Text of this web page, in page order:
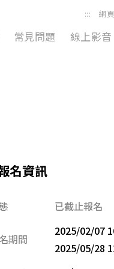
::: 網
常見問題 線上影音
名資訊
已截止報名
期間
2025/02/07
2025/05/28